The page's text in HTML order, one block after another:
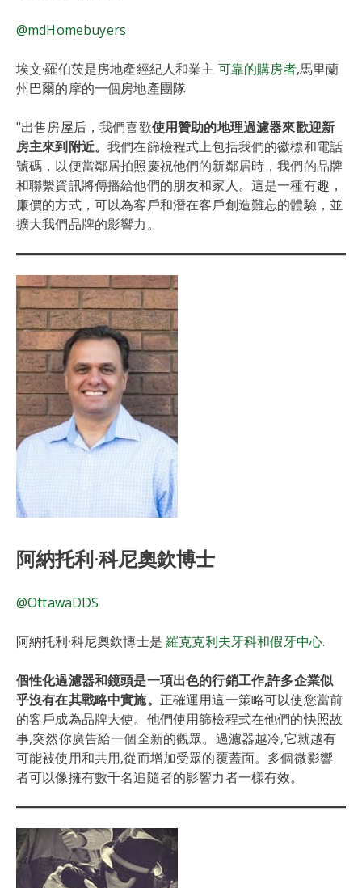
@mdHomebuyers
埃文·羅伯茨是房地產經紀人和業主 可靠的購房者,馬里蘭
州巴爾的摩的一個房地產團隊
"出售房屋后，我們喜歡使用贊助的地理過濾器來歡迎新
房主來到附近。我們在篩檢程式上包括我們的徽標和電話
號碼，以便當鄰居拍照慶祝他們的新鄰居時，我們的品牌
和聯繫資訊將傳播給他們的朋友和家人。這是一種有趣，
廉價的方式，可以為客戶和潛在客戶創造難忘的體驗，並
擴大我們品牌的影響力。
阿納托利·科尼奧欽博士
@OttawaDDS
阿納托利·科尼奧欽博士是羅克克利夫牙科和假牙中心.
個性化過濾器和鏡頭是一項出色的行銷工作,許多企業似
乎沒有在其戰略中實施。 正確運用這一策略可以使您當前
的客戶成為品牌大使。他們使用篩檢程式在他們的快照故
事,突然你廣告給一個全新的觀眾。過濾器越冷,它就越有
可能被使用和共用,從而增加受眾的覆蓋面。多個微影響
者可以像擁有數千名追隨者的影響力者一樣有效。